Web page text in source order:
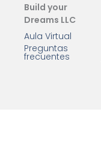
Build your
Dreams LLC
Aula Virtual
Preguntas
frecuentes